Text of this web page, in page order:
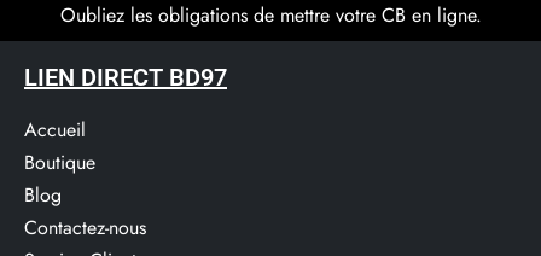
Oubliez les obligations de mettre votre CB en ligne.
LIEN DIRECT BD97
Accueil
Boutique
Blog
Contactez-nous